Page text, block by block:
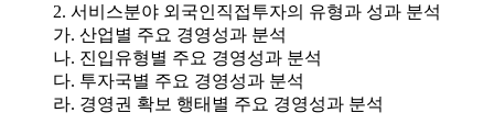
2. 서비스분야 외국인직접투자의 유형과 성과 분석
가. 산업별 주요 경영성과 분석
나. 진입유형별 주요 경영성과 분석
다. 투자국별 주요 경영성과 분석
라. 경영권 확보 행태별 주요 경영성과 분석